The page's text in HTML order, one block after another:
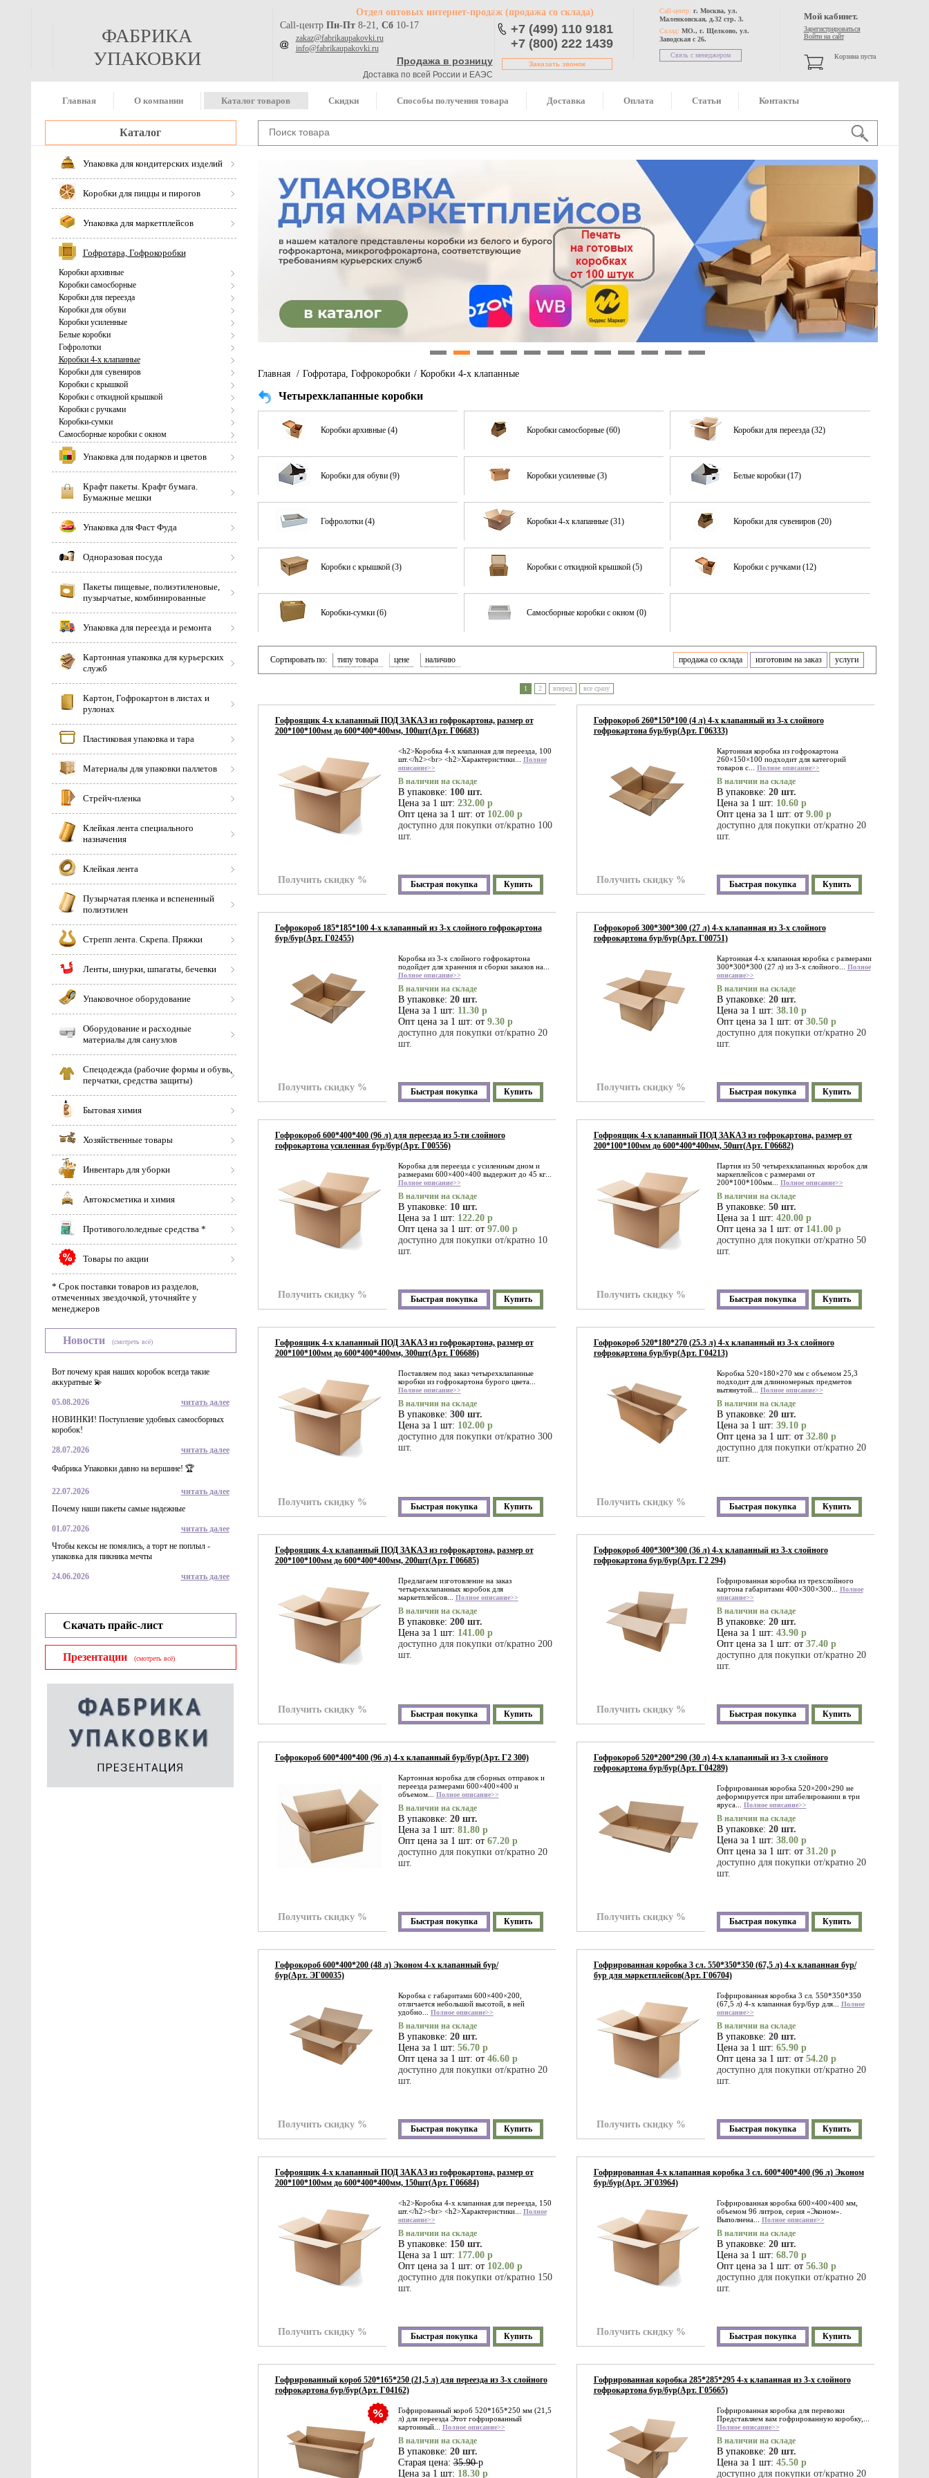
ФАБРИКА
УПАКОВКИ
Отдел оптовых интернет-продаж(продажа со склада)
Call-центр Пн-Пт8-21, Сб10-17
zakaz@fabrikaupakovki.ru
info@fabrikaupakovki.ru
Продажа в розницу
Доставка по всей России и ЕАЭС
+7 (499) 110 9181
+7 (800) 222 1439
Заказать звонок
Call-центр: г. Москва, ул.
Маленковская, д.32 стр. 3.
Склад: МО., г. Щелково, ул.
Заводская с 26.
Связь с менеджером
Мой кабинет.
Зарегистрироваться
Войти на сайт
Корзина пуста
Главная О компании Каталог товаров Скидки Способы получения товара Доставка Оплата Статьи Контакты
Каталог
Упаковка для кондитерских изделий
Коробки для пиццы и пирогов
Упаковка для маркетплейсов
Гофротара, Гофрокоробки
Коробки архивные
Коробки самосборные
Коробки для переезда
Коробки для обуви
Коробки усиленные
Белые коробки
Гофролотки
Коробки 4-х клапанные
Коробки для сувениров
Коробки с крышкой
Коробки с откидной крышкой
Коробки с ручками
Коробки-сумки
Самосборные коробки с окном
Упаковка для подарков и цветов
Крафт пакеты. Крафт бумага.
Бумажные мешки
Упаковка для Фаст Фуда
Одноразовая посуда
Пакеты пищевые, полиэтиленовые,
пузырчатые, комбинированные
Упаковка для переезда и ремонта
Картонная упаковка для курьерских
служб
Картон, Гофрокартон в листах и
рулонах
Пластиковая упаковка и тара
Материалы для упаковки паллетов
Стрейч-пленка
Клейкая лента специального
назначения
Клейкая лента
Пузырчатая пленка и вспененный
полиэтилен
Стрепп лента. Скрепа. Пряжки
Ленты, шнурки, шпагаты, бечевки
Упаковочное оборудование
Оборудование и расходные
материалы для санузлов
Спецодежда (рабочие формы и обувь,
перчатки, средства защиты)
Бытовая химия
Хозяйственные товары
Инвентарь для уборки
Автокосметика и химия
Противогололедные средства *
Товары по акции
* Срок поставки товаров из разделов,
отмеченных звездочкой, уточняйте у
менеджеров
Новости (смотреть всё)
Вот почему края наших коробок всегда такие
аккуратные 💫
05.08.2026
читать далее
НОВИНКИ! Поступление удобных самосборных
коробок!
28.07.2026
читать далее
Фабрика Упаковки давно на вершине! 🏆
22.07.2026
читать далее
Почему наши пакеты самые надежные
01.07.2026
читать далее
Чтобы кексы не помялись, а торт не поплыл -
упаковка для пикника мечты
24.06.2026 читать далее
Скачать прайс-лист
Презентации (смотреть всё)
Главная / Гофротара, Гофрокоробки / Коробки 4-х клапанные
Четырехклапанные коробки
Коробки архивные (4) Коробки самосборные (60) Коробки для переезда (32)
Коробки для обуви (9) Коробки усиленные (3) Белые коробки (17)
Гофролотки (4) Коробки 4-х клапанные (31) Коробки для сувениров (20)
Коробки с крышкой (3) Коробки с откидной крышкой (5) Коробки с ручками (12)
Коробки-сумки (6) Самосборные коробки с окном (0)
Сортировать по: типу товара цене наличию продажа со склада изготовим на заказ услуги
1 2 вперед все сразу
Гофроящик 4-х клапанный ПОД ЗАКАЗ из гофрокартона, размер от
200*100*100мм до 600*400*400мм, 100шт(Арт. Г06683)
<h2>Коробка 4-х клапанная для переезда, 100
шт.</h2><br> <h2>Характеристики... Полное
описание>>
В наличии на складе
В упаковке: 100 шт.
Цена за 1 шт: 232.00 р
Опт цена за 1 шт: от102.00 р
доступно для покупки от/кратно 100
шт.
Получить скидку % Быстрая покупка Купить
Гофрокороб 260*150*100 (4 л) 4-х клапанный из 3-х слойного
гофрокартона бур/бур(Арт. Г06333)
Картонная коробка из гофрокартона
260×150×100 подходит для категорий
товаров с... Полное описание>>
В наличии на складе
В упаковке: 20 шт.
Цена за 1 шт: 10.60 р
Опт цена за 1 шт: от9.00 р
доступно для покупки от/кратно 20
шт.
Получить скидку % Быстрая покупка Купить
Гофрокороб 185*185*100 4-х клапанный из 3-х слойного гофрокартона
бур/бур(Арт. Г02455)
Коробка из 3-х слойного гофрокартона
подойдет для хранения и сборки заказов на...
Полное описание>>
В наличии на складе
В упаковке: 20 шт.
Цена за 1 шт: 11.30 р
Опт цена за 1 шт: от9.30 р
доступно для покупки от/кратно 20
шт.
Получить скидку % Быстрая покупка Купить
Гофрокороб 300*300*300 (27 л) 4-х клапанная из 3-х слойного
гофрокартона бур/бур(Арт. Г00751)
Картонная 4-х клапанная коробка с размерами
300*300*300 (27 л) из 3-х слойного... Полное
описание>>
В наличии на складе
В упаковке: 20 шт.
Цена за 1 шт: 38.10 р
Опт цена за 1 шт: от30.50 р
доступно для покупки от/кратно 20
шт.
Получить скидку % Быстрая покупка Купить
Гофрокороб 600*400*400 (96 л) для переезда из 5-ти слойного
гофрокартона усиленная бур/бур(Арт. Г00556)
Коробка для переезда с усиленным дном и
размерами 600×400×400 выдержит до 45 кг...
Полное описание>>
В наличии на складе
В упаковке: 10 шт.
Цена за 1 шт: 122.20 р
Опт цена за 1 шт: от97.00 р
доступно для покупки от/кратно 10
шт.
Получить скидку % Быстрая покупка Купить
Гофроящик 4-х клапанный ПОД ЗАКАЗ из гофрокартона, размер от
200*100*100мм до 600*400*400мм, 50шт(Арт. Г06682)
Партия из 50 четырехклапанных коробок для
маркеплейсов с размерами от
200*100*100мм... Полное описание>>
В наличии на складе
В упаковке: 50 шт.
Цена за 1 шт: 420.00 р
Опт цена за 1 шт: от141.00 р
доступно для покупки от/кратно 50
шт.
Получить скидку % Быстрая покупка Купить
Гофроящик 4-х клапанный ПОД ЗАКАЗ из гофрокартона, размер от
200*100*100мм до 600*400*400мм, 300шт(Арт. Г06686)
Поставляем под заказ четырехклапанные
коробки из гофрокартона бурого цвета...
Полное описание>>
В наличии на складе
В упаковке: 300 шт.
Цена за 1 шт: 102.00 р
доступно для покупки от/кратно 300
шт.
Получить скидку % Быстрая покупка Купить
Гофрокороб 520*180*270 (25.3 л) 4-х клапанный из 3-х слойного
гофрокартона бур/бур(Арт. Г04213)
Коробка 520×180×270 мм с объемом 25,3
подходит для длинномерных предметов
вытянутой... Полное описание>>
В наличии на складе
В упаковке: 20 шт.
Цена за 1 шт: 39.10 р
Опт цена за 1 шт: от32.80 р
доступно для покупки от/кратно 20
шт.
Получить скидку % Быстрая покупка Купить
Гофроящик 4-х клапанный ПОД ЗАКАЗ из гофрокартона, размер от
200*100*100мм до 600*400*400мм, 200шт(Арт. Г06685)
Предлагаем изготовление на заказ
четырехклапанных коробок для
маркетплейсов... Полное описание>>
В наличии на складе
В упаковке: 200 шт.
Цена за 1 шт: 141.00 р
доступно для покупки от/кратно 200
шт.
Получить скидку % Быстрая покупка Купить
Гофрокороб 400*300*300 (36 л) 4-х клапанный из 3-х слойного
гофрокартона бур/бур(Арт. Г2 294)
Гофрированная коробка из трехслойного
картона габаритами 400×300×300... Полное
описание>>
В наличии на складе
В упаковке: 20 шт.
Цена за 1 шт: 43.90 р
Опт цена за 1 шт: от37.40 р
доступно для покупки от/кратно 20
шт.
Получить скидку % Быстрая покупка Купить
Гофрокороб 600*400*400 (96 л) 4-х клапанный бур/бур(Арт. Г2 300)
Картонная коробка для сборных отправок и
переезда размерами 600×400×400 и
объемом... Полное описание>>
В наличии на складе
В упаковке: 20 шт.
Цена за 1 шт: 81.80 р
Опт цена за 1 шт: от67.20 р
доступно для покупки от/кратно 20
шт.
Получить скидку % Быстрая покупка Купить
Гофрокороб 520*200*290 (30 л) 4-х клапанный из 3-х слойного
гофрокартона бур/бур(Арт. Г04289)
Гофрированная коробка 520×200×290 не
деформируется при штабелировании в три
яруса... Полное описание>>
В наличии на складе
В упаковке: 20 шт.
Цена за 1 шт: 38.00 р
Опт цена за 1 шт: от31.20 р
доступно для покупки от/кратно 20
шт.
Получить скидку % Быстрая покупка Купить
Гофрокороб 600*400*200 (48 л) Эконом 4-х клапанный бур/
бур(Арт. ЭГ00035)
Коробка с габаритами 600×400×200,
отличается небольшой высотой, в ней
удобно... Полное описание>>
В наличии на складе
В упаковке: 20 шт.
Цена за 1 шт: 56.70 р
Опт цена за 1 шт: от46.60 р
доступно для покупки от/кратно 20
шт.
Получить скидку % Быстрая покупка Купить
Гофрированная коробка 3 сл. 550*350*350 (67,5 л) 4-х клапанная бур/
бур для маркетплейсов(Арт. Г06704)
Гофрированная коробка 3 сл. 550*350*350
(67,5 л) 4-х клапанная бур/бур для... Полное
описание>>
В наличии на складе
В упаковке: 20 шт.
Цена за 1 шт: 65.90 р
Опт цена за 1 шт: от54.20 р
доступно для покупки от/кратно 20
шт.
Получить скидку % Быстрая покупка Купить
Гофроящик 4-х клапанный ПОД ЗАКАЗ из гофрокартона, размер от
200*100*100мм до 600*400*400мм, 150шт(Арт. Г06684)
<h2>Коробка 4-х клапанная для переезда, 150
шт.</h2><br> <h2>Характеристики... Полное
описание>>
В наличии на складе
В упаковке: 150 шт.
Цена за 1 шт: 177.00 р
Опт цена за 1 шт: от102.00 р
доступно для покупки от/кратно 150
шт.
Получить скидку % Быстрая покупка Купить
Гофрированная 4-х клапанная коробка 3 сл. 600*400*400 (96 л) Эконом
бур/бур(Арт. ЭГ03964)
Гофрированная коробка 600×400×400 мм,
объемом 96 литров, серия «Эконом».
Выполнена... Полное описание>>
В наличии на складе
В упаковке: 20 шт.
Цена за 1 шт: 68.70 р
Опт цена за 1 шт: от56.30 р
доступно для покупки от/кратно 20
шт.
Получить скидку % Быстрая покупка Купить
Гофрированный короб 520*165*250 (21,5 л) для переезда из 3-х слойного
гофрокартона бур/бур(Арт. Г04162)
Гофрированный короб 520*165*250 мм (21,5
л) для переезда Этот гофрированный
картонный... Полное описание>>
В наличии на складе
В упаковке: 20 шт.
Старая цена:35.90р
Цена за 1 шт: 18.30 р
Гофрированная коробка 285*285*295 4-х клапанная из 3-х слойного
гофрокартона бур/бур(Арт. Г05665)
Гофрированная коробка для перевозки
Представляем вам гофрированную коробку,...
Полное описание>>
В наличии на складе
В упаковке: 20 шт.
Цена за 1 шт: 45.50 р
доступно для покупки от/кратно 20